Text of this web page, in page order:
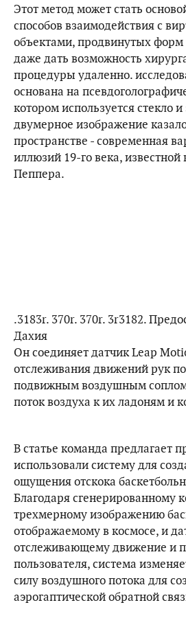
Этот метод может стать
способов взаимодействия с
объектами, продвинутых
даже дать возможность
процедуры удаленно.
основана на
котором используется стекло
двумерное изображение
пространстве - современная
иллюзий 19-го века, известной
Пеппера.
.3183r. 370r. 370r. 3r3182.
Дахия
Он соединяет датчик Leap
отслеживания движений рук
подвижным воздушным
поток воздуха к их ладоням и
В статье команда предлагает
использовали систему для
ощущения отскока
Благодаря сгенерированному
трехмерному изображению
отображаемому в космосе, и
отслеживающему движение и
пользователя, система
силу воздушного потока для
аэрогаптической обратной